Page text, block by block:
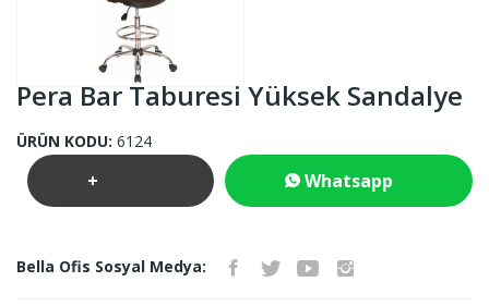
Pera Bar Taburesi Yüksek Sandalye
ÜRÜN KODU: 6124
+ Whatsapp
Bella Ofis Sosyal Medya: